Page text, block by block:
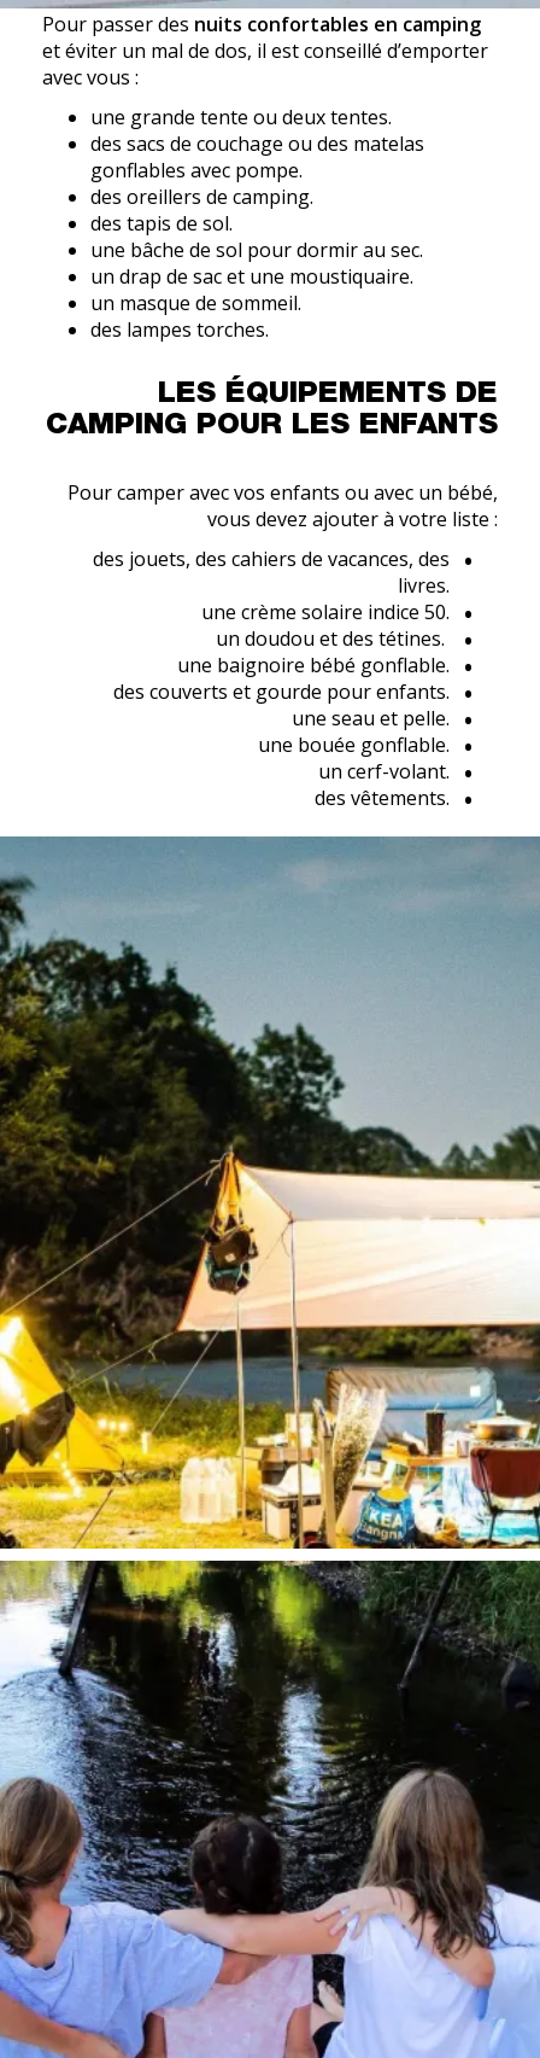
Pour passer des nuits confortables en camping
et éviter un mal de dos, il est conseillé d’emporter
avec vous :
une grande tente ou deux tentes.
des sacs de couchage ou des matelas
gonflables avec pompe.
des oreillers de camping.
des tapis de sol.
une bâche de sol pour dormir au sec.
un drap de sac et une moustiquaire.
un masque de sommeil.
des lampes torches.
LES ÉQUIPEMENTS DE
CAMPING POUR LES ENFANTS
Pour camper avec vos enfants ou avec un bébé,
vous devez ajouter à votre liste :
des jouets, des cahiers de vacances, des
livres.
une crème solaire indice 50.
un doudou et des tétines.
une baignoire bébé gonflable.
des couverts et gourde pour enfants.
une seau et pelle.
une bouée gonflable.
un cerf-volant.
des vêtements.